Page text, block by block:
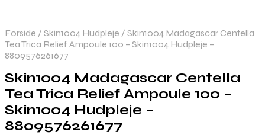
Forside / Skin1004 Hudpleje / Skin1004 Madagascar Centella
Tea Trica Relief Ampoule 100 – Skin1004 Hudpleje –
8809576261677
Skin1004 Madagascar Centella
Tea Trica Relief Ampoule 100 –
Skin1004 Hudpleje –
8809576261677